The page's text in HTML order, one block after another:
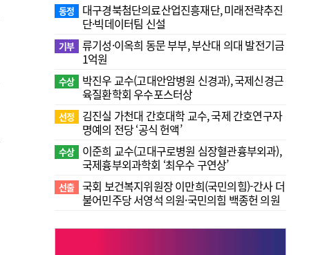
동정
대구경북첨단의료산업진흥재단, 미래전략추진
단·빅데이터팀 신설
기부 류기성·이옥희 동문 부부, 부산대 의대 발전기금
1억원
수상
박진우 교수(고대안암병원 신경과), 국제신경근
육질환학회 우수포스터상
선정
김진실 가천대 간호대학 교수, 국제 간호연구자
명예의 전당 ‘공식 헌액’
수상
이준희 교수(고대구로병원 심장혈관흉부외과),
국제흉부외과학회 ‘최우수 구연상’
선출 국회 보건복지위원장 이만희(국민의힘)-간사 더
불어민주당 서영석 의원·국민의힘 백종헌 의원